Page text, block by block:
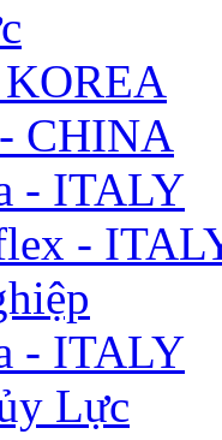
CHINA
- ITALY
-
- ITALY
Lực